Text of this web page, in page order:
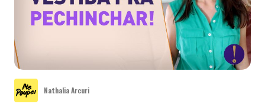
Nathalia Arcuri